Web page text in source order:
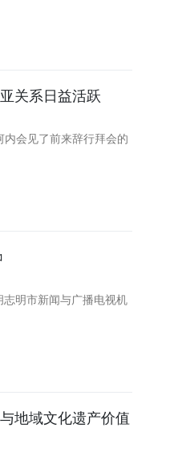
关系日益活跃
会见了前来辞行拜会的
明市新闻与广播电视机
地域文化遗产价值